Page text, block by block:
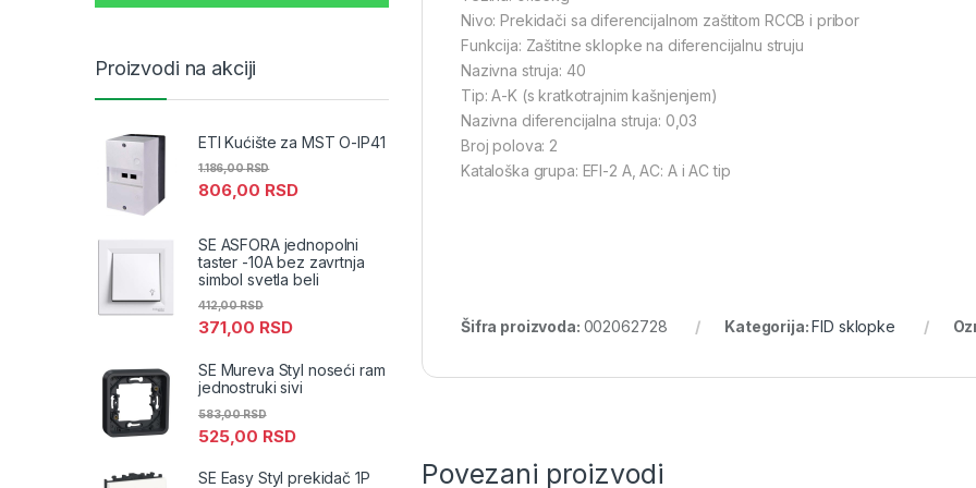
Nivo: Prekidači sa diferencijalnom zaštitom RCCB i pribor
Funkcija: Zaštitne sklopke na diferencijalnu struju
Nazivna struja: 40
Tip: A-K (s kratkotrajnim kašnjenjem)
Nazivna diferencijalna struja: 0,03
Broj polova: 2
Kataloška grupa: EFI-2 A, AC: A i AC tip
Šifra proizvoda: 002062728 Kategorija:FID sklopke
Povezani proizvodi
Proizvodi na akciji
ETI Kućište za MST O-IP41
806,00 RSD
1.186,00RSD
SE ASFORA jednopolni
taster -10A bez zavrtnja
simbol svetla beli
371,00 RSD
412,00RSD
SE Mureva Styl noseći ram
jednostruki sivi
525,00 RSD
583,00RSD
SE Easy Styl prekidač 1P